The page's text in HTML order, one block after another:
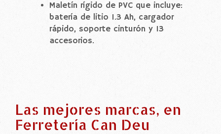
Maletín rígido de PVC que incluye:
batería de litio 1.3 Ah, cargador
rápido, soporte cinturón y 13
accesorios.
Las mejores marcas, en
Ferretería Can Deu